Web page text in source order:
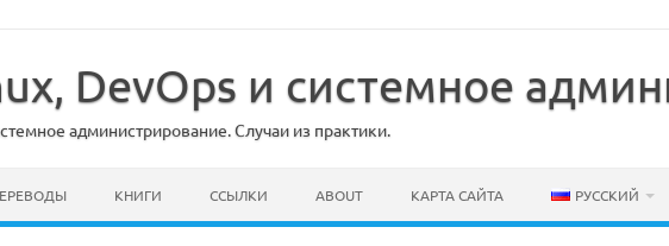
DevOps и системное
администрирование. Случаи из практики.
КНИГИ ССЫЛКИ ABOUT КАРТА САЙТА РУССКИЙ